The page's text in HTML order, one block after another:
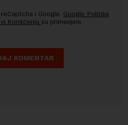
i Google. Google Politika
Korišćenja su primenjeni.